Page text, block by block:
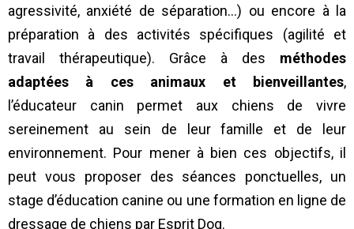
agressivité, anxiété de séparation…) ou encore à la
préparation à des activités spécifiques (agilité et
travail thérapeutique). Grâce à des méthodes
adaptées à ces animaux et bienveillantes,
l’éducateur canin permet aux chiens de vivre
sereinement au sein de leur famille et de leur
environnement. Pour mener à bien ces objectifs, il
peut vous proposer des séances ponctuelles, un
stage d’éducation canine ou une formation en ligne de
dressage de chiens par Esprit Dog.